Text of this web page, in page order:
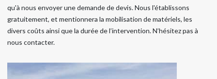
qu'à nous envoyer une demande de devis. Nous l'établissons
gratuitement, et mentionnera la mobilisation de matériels, les
divers coûts ainsi que la durée de l’intervention. N’hésitez pas à
nous contacter.